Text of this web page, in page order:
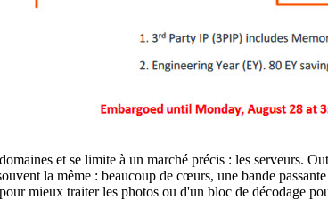
et se limite à un marché précis : les serveurs.
la même : beaucoup de cœurs, une bande
mieux traiter les photos ou d'un bloc de décodage